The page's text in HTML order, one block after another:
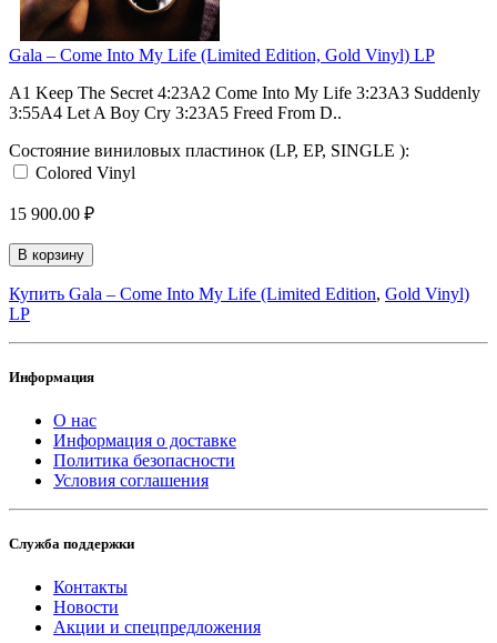
Gala ‎– Come Into My Life (Limited Edition, Gold Vinyl) LP
A1 Keep The Secret 4:23A2 Come Into My Life 3:23A3 Suddenly
3:55A4 Let A Boy Cry 3:23A5 Freed From D..
Состояние виниловых пластинок (LP, EP, SINGLE ):
Colored Vinyl
15 900.00 ₽
В корзину
Купить Gala ‎– Come Into My Life (Limited Edition, Gold Vinyl)
LP
Информация
О нас
Информация о доставке
Политика безопасности
Условия соглашения
Служба поддержки
Контакты
Новости
Акции и спецпредложения